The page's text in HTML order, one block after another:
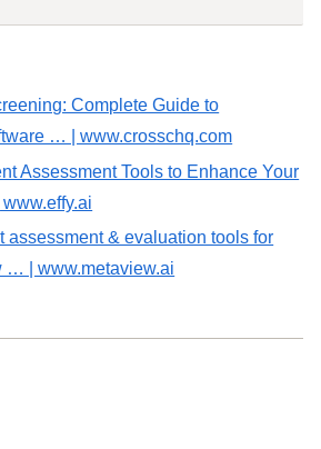
Complete Guide to
… | www.crosschq.com
Assessment Tools to Enhance Your
assessment & evaluation tools for
… | www.metaview.ai